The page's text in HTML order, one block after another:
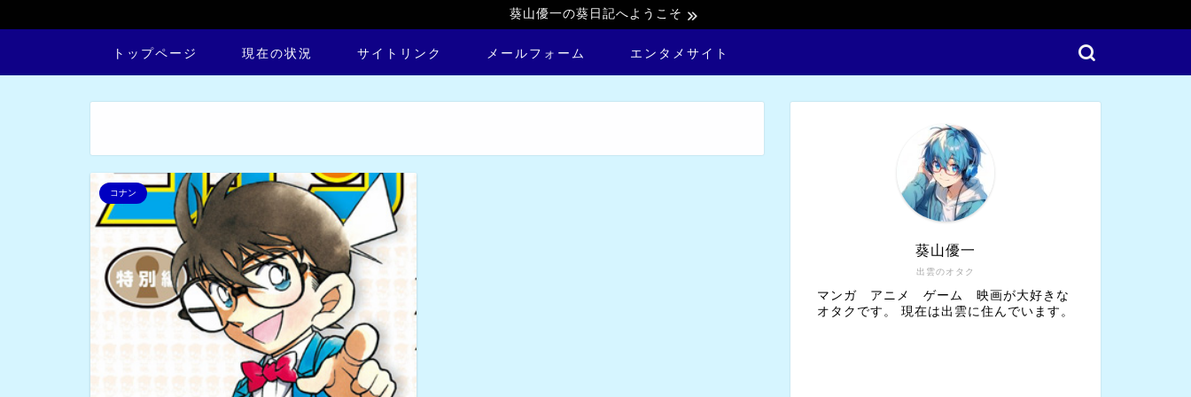
葵山優一の葵日記へようこそ
トップページ 現在の状況 サイトリンク メールフォーム エンタメサイト
コナン
出雲のオタク
葵山優一
マンガ アニメ ゲーム 映画が大好きな
オタクです。 現在は出雲に住んでいます。